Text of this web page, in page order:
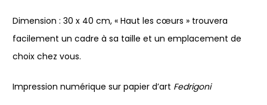
Dimension : 30 x 40 cm, « Haut les cœurs » trouvera
facilement un cadre à sa taille et un emplacement de
choix chez vous.
Impression numérique sur papier d’art Fedrigoni